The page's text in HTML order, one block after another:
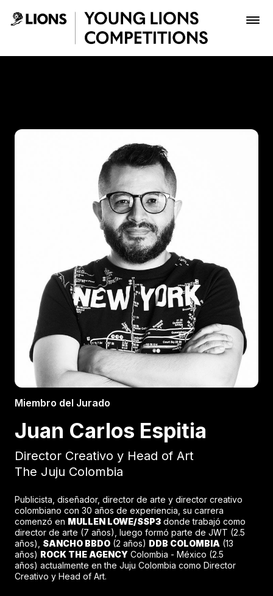
Saltar al contenido principal
Inscribir
Boletería
Miembro del Jurado
Juan Carlos Espitia
Director Creativo y Head of Art
The Juju Colombia
Publicista, diseñador, director de arte y director creativo
colombiano con 30 años de experiencia, su carrera
comenzó en MULLEN LOWE/SSP3 donde trabajó como
director de arte (7 años), luego formó parte de JWT (2.5
años), SANCHO BBDO (2 años) DDB COLOMBIA (13
años) ROCK THE AGENCY Colombia - México (2.5
años) actualmente en the Juju Colombia como Director
Creativo y Head of Art.